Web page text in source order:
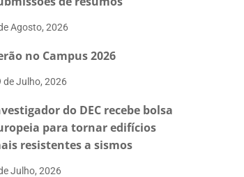
Agosto, 2026
no Campus 2026
de Julho, 2026
do DEC recebe bolsa
para tornar edifícios
resistentes a sismos
Julho, 2026